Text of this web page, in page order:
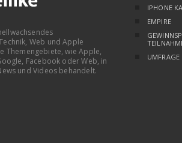
Web und Apple
Themengebiete, wie Apple,
Facebook oder Web, in
und Videos behandelt.
IPHONE
EMPIRE
UMFRAGE